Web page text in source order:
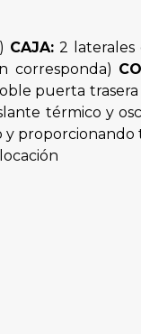
CAJA: 2 laterales
corresponda)
puerta
térmico y
y proporcionando